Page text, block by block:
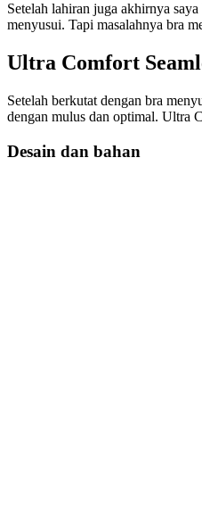
Setelah lahiran juga akhirnya
menyusui. Tapi masalahnya bra
Ultra Comfort
Setelah berkutat dengan bra
dengan mulus dan optimal. Ultra
Desain dan bahan